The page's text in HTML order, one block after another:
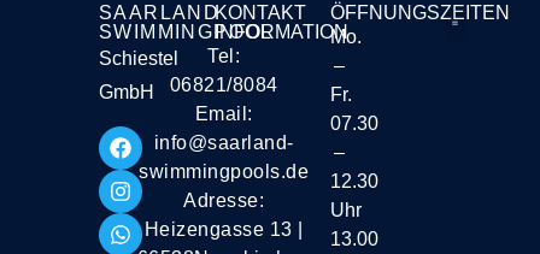
SAARLAND
SWIMMINGPOOL
Schiestel
GmbH
KONTAKT
INFORMATION
Tel:
06821/8084
Email:
info@saarland-
swimmingpools.de
Adresse:
Heizengasse 13 |
ÖFFNUNGSZEITEN
Mo.
–
Fr.
07.30
–
12.30
Uhr
13.00